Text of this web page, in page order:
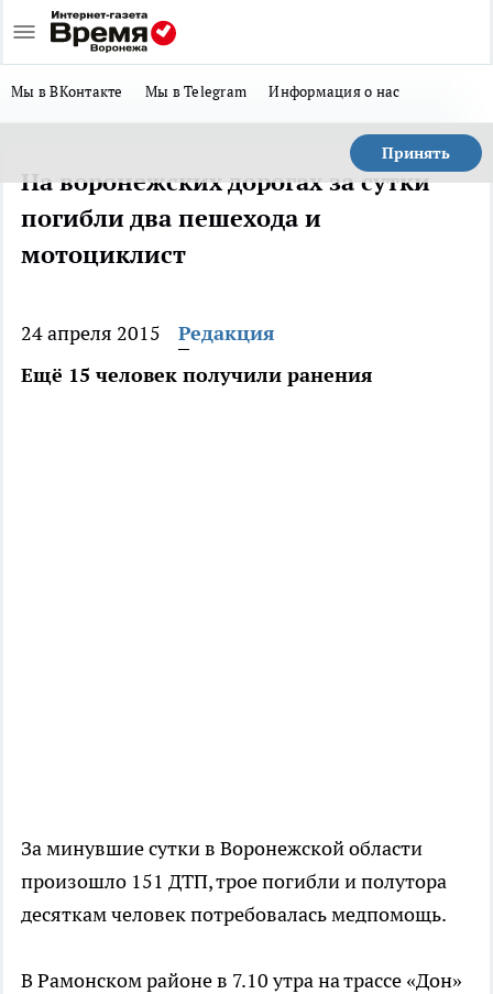
Мы в ВКонтакте Мы в Telegram Информация о нас
Принять
На воронежских дорогах за сутки
погибли два пешехода и
мотоциклист
24 апреля 2015
Редакция
Ещё 15 человек получили ранения
За минувшие сутки в Воронежской области
произошло 151 ДТП, трое погибли и полутора
десяткам человек потребовалась медпомощь.
В Рамонском районе в 7.10 утра на трассе «Дон»